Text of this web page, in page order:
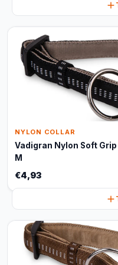
NYLON COLLAR
Vadigran Nylon Soft
M
€4,93